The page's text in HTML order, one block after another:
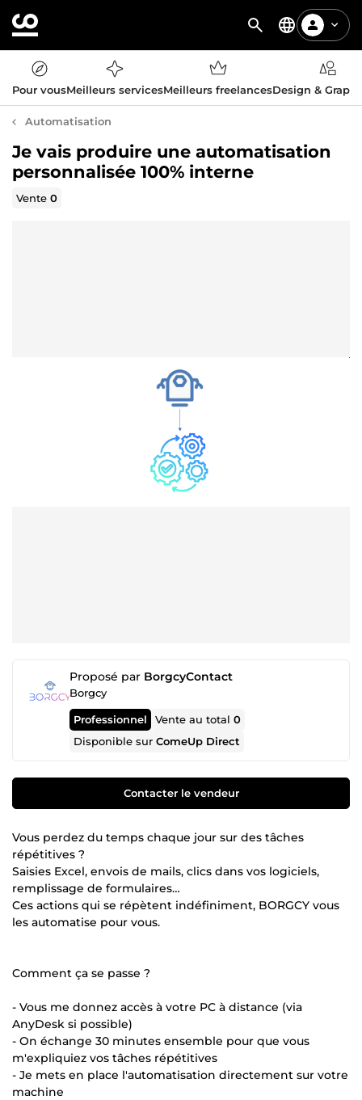
Pour vousMeilleurs servicesMeilleurs freelancesDesign &
Automatisation
Je vais produire une automatisation
personnalisée 100% interne
Vente0
Proposé par BorgcyContact
Borgcy
Professionnel Vente au total0
Disponible surComeUp Direct
Contacter le vendeur
Vous perdez du temps chaque jour sur des tâches
répétitives ?
Saisies Excel, envois de mails, clics dans vos logiciels,
remplissage de formulaires…
Ces actions qui se répètent indéfiniment, BORGCY vous
les automatise pour vous.
Comment ça se passe ?
- Vous me donnez accès à votre PC à distance (via
AnyDesk si possible)
- On échange 30 minutes ensemble pour que vous
m'expliquiez vos tâches répétitives
- Je mets en place l'automatisation directement sur votre
machine